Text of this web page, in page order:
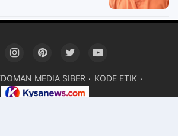
MEDIA SIBER KODE ETIK